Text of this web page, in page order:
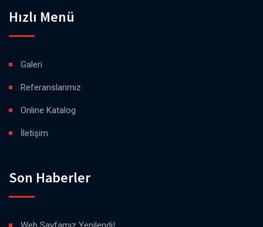
Hızlı Menü
Galeri
Referanslarımız
Online Katalog
İletişim
Son Haberler